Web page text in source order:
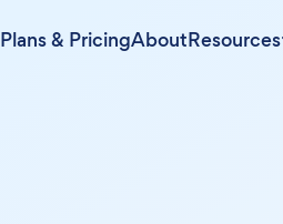
Plans & PricingAboutResources